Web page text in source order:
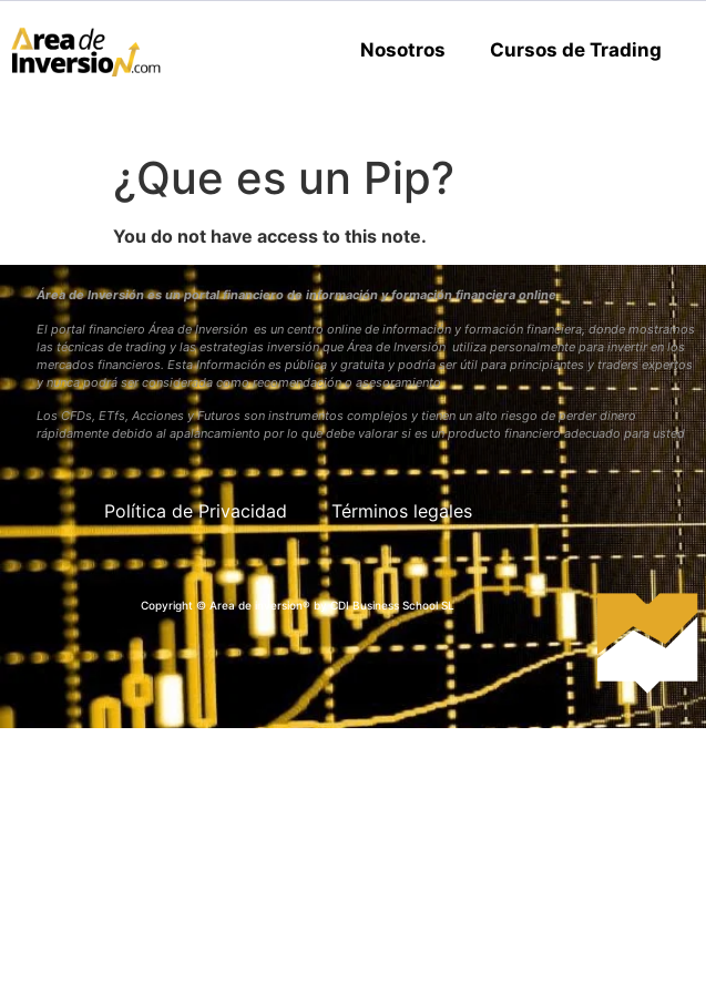
Nosotros Cursos de Trading
¿Que es un Pip?
You do not have access to this note.
Área de Inversión es un portal financiero de información y formación financiera online
El portal financiero Área de Inversión es un centro online de información y formación financiera, donde mostramos
las técnicas de trading y las estrategias inversión que Área de Inversión utiliza personalmente para invertir en los
mercados financieros. Esta Información es pública y gratuita y podría ser útil para principiantes y traders expertos
y nunca podrá ser considerada como recomendación o asesoramiento
Los CFDs, ETfs, Acciones y Futuros son instrumentos complejos y tienen un alto riesgo de perder dinero
rápidamente debido al apalancamiento por lo que debe valorar si es un producto financiero adecuado para usted
Política de Privacidad Términos legales
Copyright © Area de inversion® by CDI Business School SL